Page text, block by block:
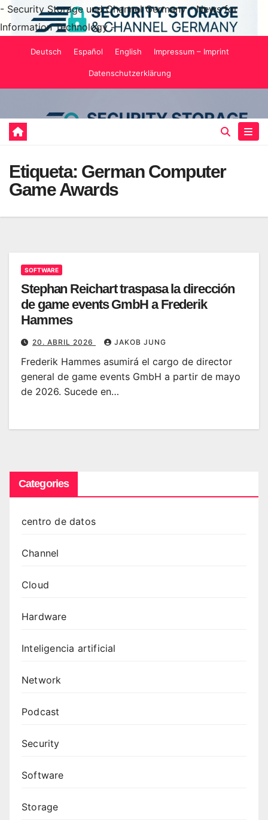
- Security Storage und Channel Germany - News for
Information Technology -
Deutsch Español English Impressum – Imprint
Datenschutzerklärung
Etiqueta: German Computer
Game Awards
SOFTWARE
Stephan Reichart traspasa la dirección
de game events GmbH a Frederik
Hammes
20. ABRIL 2026 JAKOB JUNG
Frederik Hammes asumirá el cargo de director
general de game events GmbH a partir de mayo
de 2026. Sucede en…
Categories
centro de datos
Channel
Cloud
Hardware
Inteligencia artificial
Network
Podcast
Security
Software
Storage